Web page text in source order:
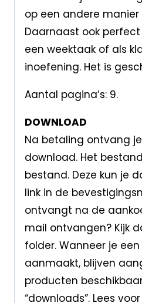
op een andere
Daarnaast ook
een weektaak of als
inoefening. Het is
Aantal pagina’s: 9.
DOWNLOAD
Na betaling ontvang
download. Het
bestand. Deze kun je
link in de
ontvangt na de
mail ontvangen? Kijk
folder. Wanneer je
aanmaakt, blijven
producten
“downloads”. Lees